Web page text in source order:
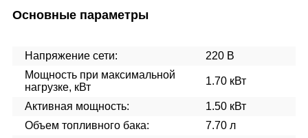
Основные параметры
Напряжение сети:
220 В
Мощность при максимальной
нагрузке, кВт
1.70 кВт
Активная мощность:
1.50 кВт
Объем топливного бака:
7.70 л